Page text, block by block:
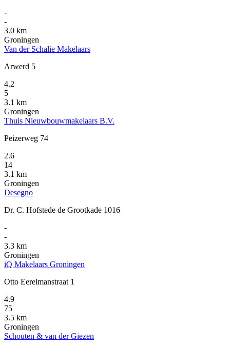
-
-
3.0 km
Groningen
Van der Schalie Makelaars
Arwerd 5
4.2
5
3.1 km
Groningen
Thuis Nieuwbouwmakelaars B.V.
Peizerweg 74
2.6
14
3.1 km
Groningen
Desegno
Dr. C. Hofstede de Grootkade 1016
-
-
3.3 km
Groningen
iQ Makelaars Groningen
Otto Eerelmanstraat 1
4.9
75
3.5 km
Groningen
Schouten & van der Giezen